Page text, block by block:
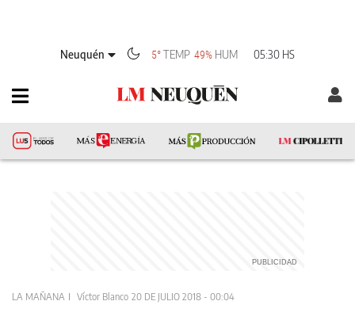
Neuquén 5°TEMP 49% HUM 05:30 HS
LA MAÑANA Víctor Blanco 20 DE JULIO 2018 - 00:04